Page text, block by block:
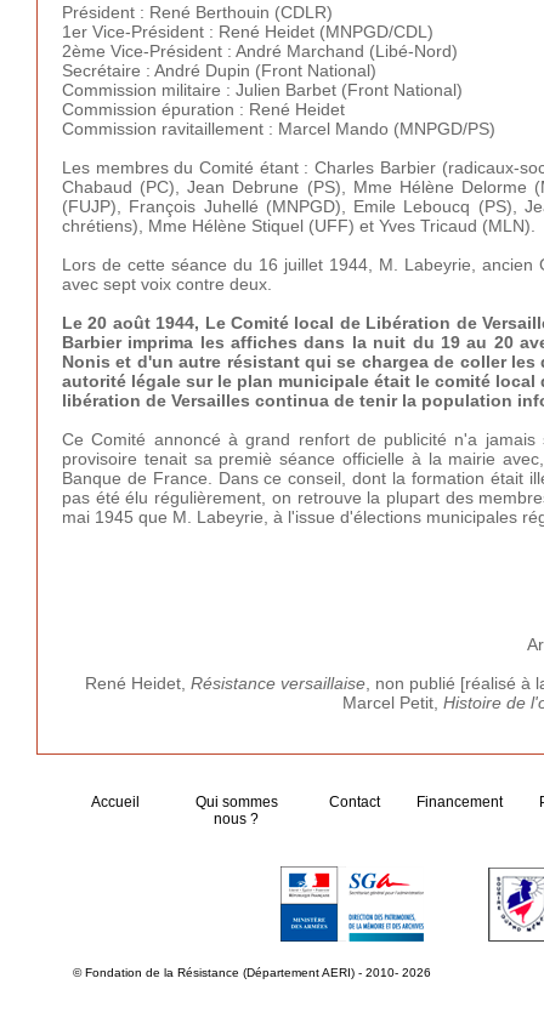
Président : René Berthouin (CDLR)
1er Vice-Président : René Heidet (MNPGD/CDL)
2ème Vice-Président : André Marchand (Libé-Nord)
Secrétaire : André Dupin (Front National)
Commission militaire : Julien Barbet (Front National)
Commission épuration : René Heidet
Commission ravitaillement : Marcel Mando (MNPGD/PS)
Les membres du Comité étant : Charles Barbier (radicaux-
Chabaud (PC), Jean Debrune (PS), Mme Hélène Delorme
(FUJP), François Juhellé (MNPGD), Emile Leboucq (PS),
chrétiens), Mme Hélène Stiquel (UFF) et Yves Tricaud (MLN).
Lors de cette séance du 16 juillet 1944, M. Labeyrie,
avec sept voix contre deux.
Le 20 août 1944, Le Comité local de Libération de
Barbier imprima les affiches dans la nuit du 19 au 20
Nonis et d'un autre résistant qui se chargea de coller
autorité légale sur le plan municipale était le comité
libération de Versailles continua de tenir la population
Ce Comité annoncé à grand renfort de publicité n'a
provisoire tenait sa premiè séance officielle à la mairie
Banque de France. Dans ce conseil, dont la formation était
pas été élu régulièrement, on retrouve la plupart des
mai 1945 que M. Labeyrie, à l'issue d'élections municipales
René Heidet, Résistance versaillaise , non publié [réalisé
Marcel Petit, Histoire de
Accueil
Qui sommes
nous ?
Contact Financement
© Fondation de la Résistance (Département AERI) - 2010- 2026